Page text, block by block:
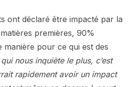
ont déclaré être impacté par la
premières, 90%
manière pour ce qui est des
nous inquiète le plus, c’est
rapidement avoir un impact